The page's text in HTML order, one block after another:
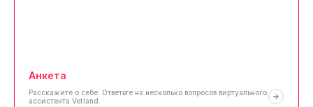
Анкета
Расскажите о себе. Ответьте на несколько вопросов виртуального
ассистента Vetland.